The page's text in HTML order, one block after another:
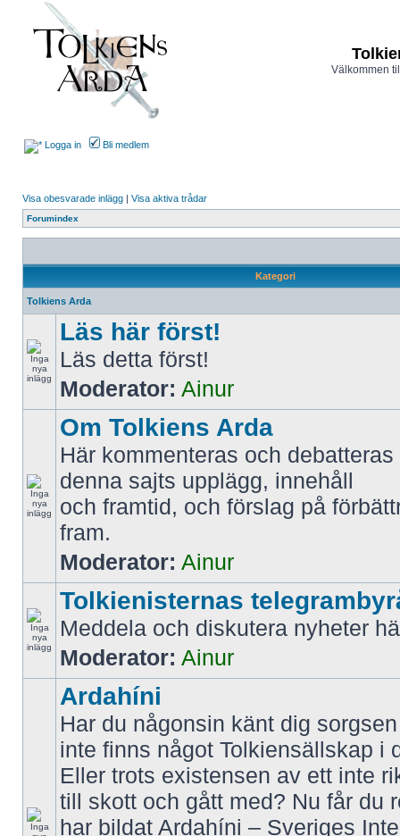
Välkommen
Logga in Bli medlem
Visa obesvarade inlägg | Visa aktiva trådar
Forumindex
Kategori
Tolkiens Arda
Läs här först!
Läs detta först!
Moderator: Ainur
Om Tolkiens Arda
Här kommenteras och
denna sajts upplägg, innehåll
och framtid, och förslag på
fram.
Moderator: Ainur
Tolkienisternas
Meddela och diskutera nyheter
Moderator: Ainur
Ardahíni
Har du någonsin känt dig
inte finns något Tolkiensällskap i
Eller trots existensen av ett inte
till skott och gått med? Nu får du
har bildat Ardahíni – Sveriges